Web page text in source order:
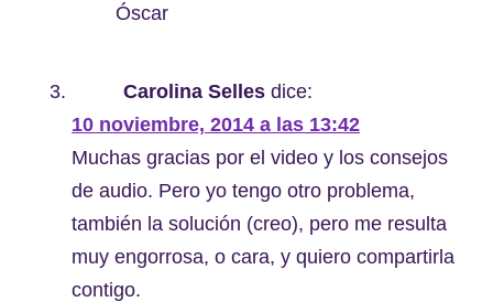
Óscar
Carolina Selles dice:
10 noviembre, 2014 a las 13:42
Muchas gracias por el video y los consejos
de audio. Pero yo tengo otro problema,
también la solución (creo), pero me resulta
muy engorrosa, o cara, y quiero compartirla
contigo.